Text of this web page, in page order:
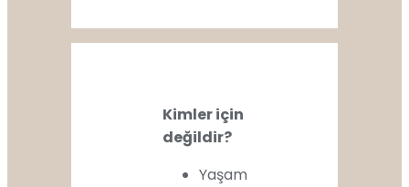
Kimler için
değildir?
Yaşam